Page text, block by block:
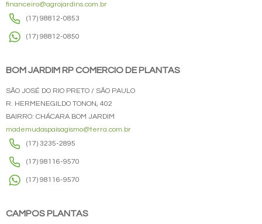
financeiro@agrojardins.com.br
(17) 98812-0853
(17) 98812-0850
BOM JARDIM RP COMERCIO DE PLANTAS
SÃO JOSÉ DO RIO PRETO / SÃO PAULO
R. HERMENEGILDO TONON, 402
BAIRRO: CHÁCARA BOM JARDIM
mademudaspaisagismo@terra.com.br
(17) 3235-2895
(17) 98116-9570
(17) 98116-9570
CAMPOS PLANTAS